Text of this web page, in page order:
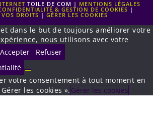
TOILE DE COM | MENTIONS LÉGALES
& GESTION DE COOKIES |
VOS DROITS | GÉRER LES COOKIES
dans le but de toujours améliorer votre
nous utilisons avec votre
Accepter
Refuser
votre consentement à tout moment en
les cookies ». Gérer les cookies